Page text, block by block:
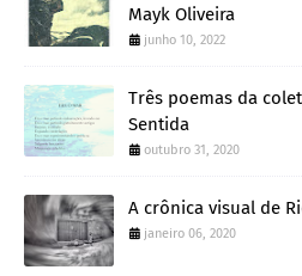
Mayk Oliveira
junho 10, 2022
Três poemas da
Sentida
outubro 31, 2020
A crônica visual de
janeiro 06, 2020